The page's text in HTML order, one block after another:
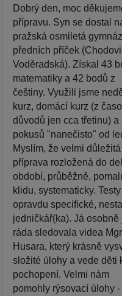
Dobrý den, moc
přípravu. Syn se dostal
pražská osmiletá
předních příček
Voděradská). Získal 43
matematiky a 42 bodů z
češtiny. Využili jsme
kurz, domácí kurz (z
důvodů jen cca třetinu) a
pokusů "nanečisto" od
Myslím, že velmi
příprava rozložená do
období, průběžně,
klidu, systematicky.
opravdu specifické,
jedničkář(ka). Já osobně
ráda sledovala videa
Husara, který krásně
složité úlohy a vede děti
pochopení. Velmi nám
pomohly rýsovací úlohy -